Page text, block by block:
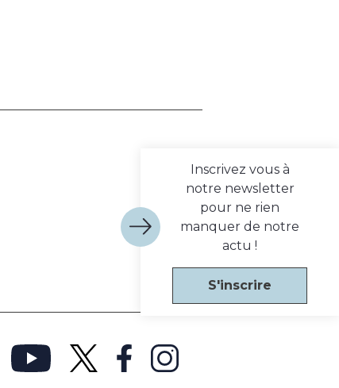
Inscrivez vous à
notre newsletter
pour ne rien
manquer de notre
actu !
S'inscrire